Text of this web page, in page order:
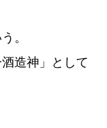
。
造神」として